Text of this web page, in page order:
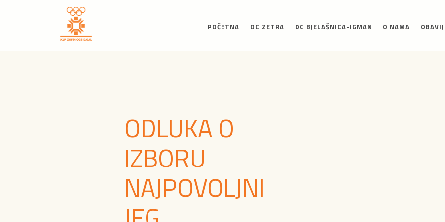
POČETNA OC ZETRA OC BJELAŠNICA-IGMAN O NAMA
ODLUKA O
IZBORU
NAJPOVOLJNI